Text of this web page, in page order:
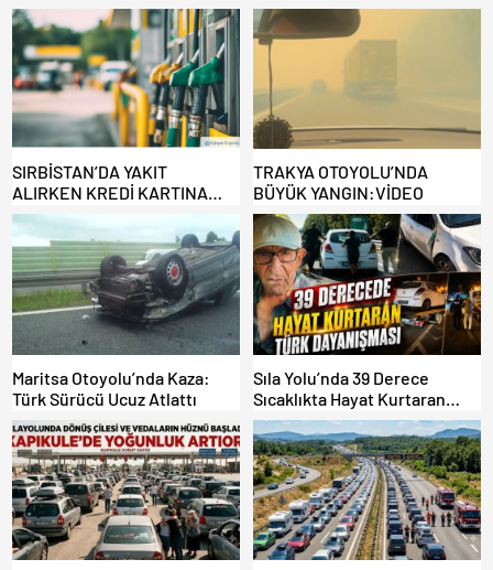
SIRBİSTAN’DA YAKIT
ALIRKEN KREDİ KARTINA
DİKKAT: MAĞDUR OLMAYIN!
TRAKYA OTOYOLU’NDA
BÜYÜK YANGIN:VİDEO
Maritsa Otoyolu’nda Kaza:
Türk Sürücü Ucuz Atlattı
Sıla Yolu’nda 39 Derece
Sıcaklıkta Hayat Kurtaran
Türk Dayanışması!